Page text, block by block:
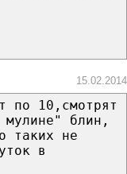
15.02.2014
по 10,смотрят
блин,
таких не
в